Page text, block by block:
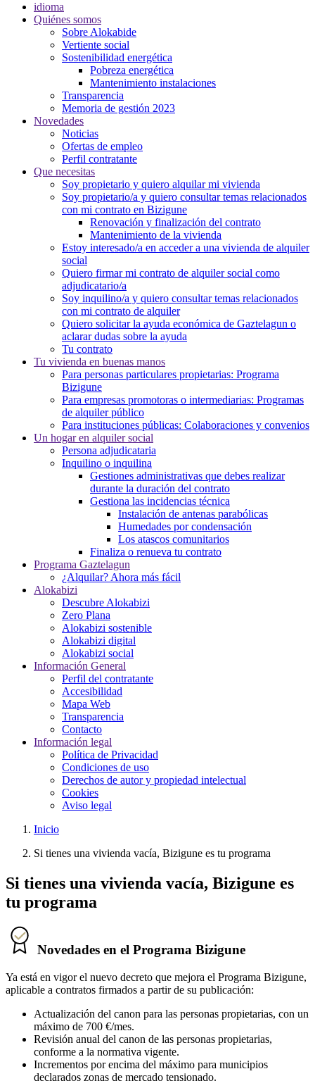
idioma
Quiénes somos
Sobre Alokabide
Vertiente social
Sostenibilidad energética
Pobreza energética
Mantenimiento instalaciones
Transparencia
Memoria de gestión 2023
Novedades
Noticias
Ofertas de empleo
Perfil contratante
Que necesitas
Soy propietario y quiero alquilar mi vivienda
Soy propietario/a y quiero consultar temas relacionados
con mi contrato en Bizigune
Renovación y finalización del contrato
Mantenimiento de la vivienda
Estoy interesado/a en acceder a una vivienda de alquiler
social
Quiero firmar mi contrato de alquiler social como
adjudicatario/a
Soy inquilino/a y quiero consultar temas relacionados
con mi contrato de alquiler
Quiero solicitar la ayuda económica de Gaztelagun o
aclarar dudas sobre la ayuda
Tu contrato
Tu vivienda en buenas manos
Para personas particulares propietarias: Programa
Bizigune
Para empresas promotoras o intermediarias: Programas
de alquiler público
Para instituciones públicas: Colaboraciones y convenios
Un hogar en alquiler social
Persona adjudicataria
Inquilino o inquilina
Gestiones administrativas que debes realizar
durante la duración del contrato
Gestiona las incidencias técnica
Instalación de antenas parabólicas
Humedades por condensación
Los atascos comunitarios
Finaliza o renueva tu contrato
Programa Gaztelagun
¿Alquilar? Ahora más fácil
Alokabizi
Descubre Alokabizi
Zero Plana
Alokabizi sostenible
Alokabizi digital
Alokabizi social
Información General
Perfil del contratante
Accesibilidad
Mapa Web
Transparencia
Contacto
Información legal
Política de Privacidad
Condiciones de uso
Derechos de autor y propiedad intelectual
Cookies
Aviso legal
Inicio
Si tienes una vivienda vacía, Bizigune es tu programa
Si tienes una vivienda vacía, Bizigune es
tu programa
Novedades en el Programa Bizigune
Ya está en vigor el nuevo decreto que mejora el Programa Bizigune,
aplicable a contratos firmados a partir de su publicación:
Actualización del canon para las personas propietarias, con un
máximo de 700 €/mes.
Revisión anual del canon de las personas propietarias,
conforme a la normativa vigente.
Incrementos por encima del máximo para municipios
declarados zonas de mercado tensionado.